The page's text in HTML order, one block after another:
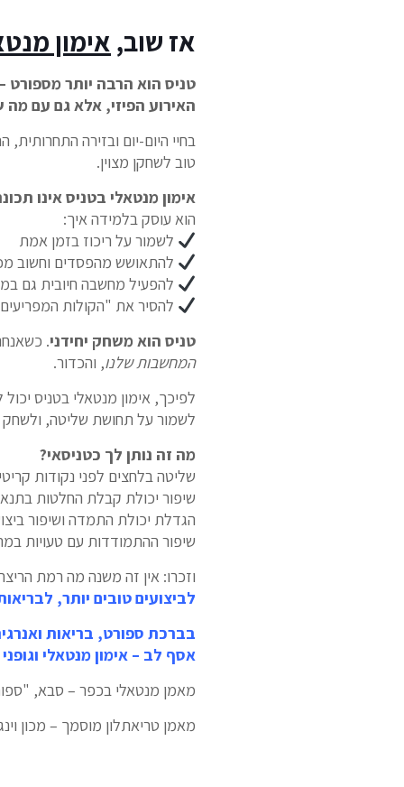
אז שוב,אימון
טניס הוא הרבה יותר
האירוע הפיזי, אלא גם עם
בחיי היום-יום ובזירה
טוב לשחקן מצוין.
אימון מנטאלי בטניס אינו
הוא עוסק בלמידה איך:
לשמור על ריכוז בזמן אמת
להתאושש מהפסדים וחשוב
להפעיל מחשבה חיובית גם
להסיר את "הקולות
טניס הוא משחק יחידני.
המחשבות שלנו, והכדור.
לפיכך, אימון מנטאלי בטניס
לשמור על תחושת שליטה, ולשחק
מה זה נותן לך כטניסאי?
שליטה בלחצים לפני נקודות
שיפור יכולת קבלת החלטות
הגדלת יכולת התמדה ושיפור
שיפור ההתמודדות עם טעויות
וזכרו: אין זה משנה מה רמת
לביצועים טובים יותר,
בברכת ספורט, בריאות
אסף לב – אימון מנטאלי
מאמן מנטאלי בכפר – סבא,
מאמן טריאתלון מוסמך – מכון